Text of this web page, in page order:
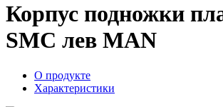
Корпус подножки
SMC лев MAN
О продукте
Характеристики